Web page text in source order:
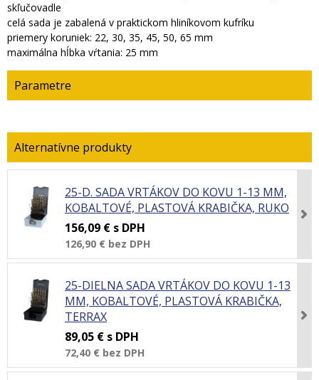
skľučovadle
celá sada je zabalená v praktickom hliníkovom kufríku
priemery koruniek: 22, 30, 35, 45, 50, 65 mm
maximálna hĺbka vŕtania: 25 mm
Parametre
25-D. SADA VRTÁKOV DO KOVU 1-13 MM,
KOBALTOVÉ, PLASTOVÁ KRABIČKA, RUKO
156,09 € s DPH
126,90 € bez DPH
25-DIELNA SADA VRTÁKOV DO KOVU 1-13
MM, KOBALTOVÉ, PLASTOVÁ KRABIČKA,
TERRAX
89,05 € s DPH
72,40 € bez DPH